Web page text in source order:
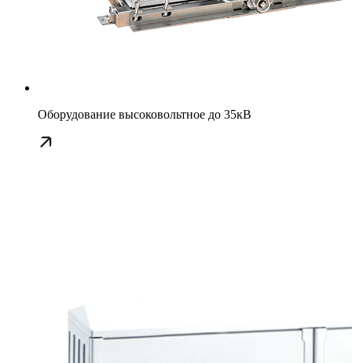
Оборудование высоковольтное до 35кВ